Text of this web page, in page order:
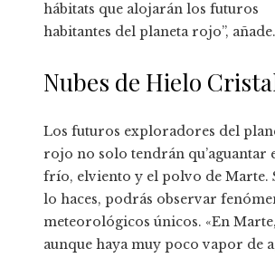
hábitats que alojarán los futuros
habitantes del planeta rojo”, añade.
Nubes de Hielo
Los futuros exploradores del
rojo no solo tendrán qu’aguantar
frío, elviento y el polvo de Marte.
lo haces, podrás observar
meteorológicos únicos. «En Marte,
aunque haya muy poco vapor de